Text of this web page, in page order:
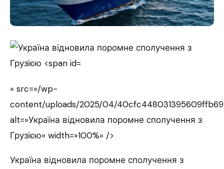
» src=»/wp-
content/uploads/2025/04/
alt=»Україна відновила поромне сполучення з
Грузією» width=»100%» />
Україна відновила поромне сполучення з